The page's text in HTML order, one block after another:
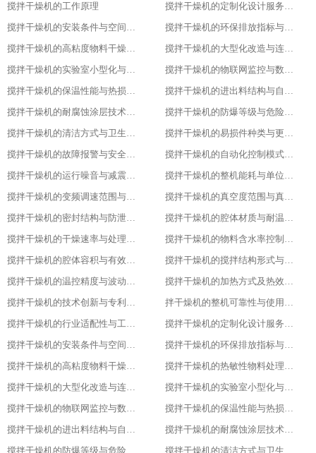
搅拌干燥机的工作原理
搅拌干燥机的定制化设计服务范围
搅拌干燥机的安装条件与空间布局要求
搅拌干燥机的环保排放指标与净化措施
搅拌干燥机的高粘度物料干燥适配设计
搅拌干燥机的大型化改造与连续生产能力
搅拌干燥机的实验室小型化与参数复刻性
搅拌干燥机的物联网监控与数据追溯能力
搅拌干燥机的保温性能与热损失率
搅拌干燥机的进出料结构与自动化适配
搅拌干燥机的耐腐蚀涂层技术与应用场景
搅拌干燥机的防爆等级与危险环境适配性
搅拌干燥机的清洁方式与卫生残留标准
搅拌干燥机的易损件种类与更换周期
搅拌干燥机的故障报警与安全保护功能
搅拌干燥机的自动化控制模式分类
搅拌干燥机的运行噪音与减震措施
搅拌干燥机的整机能耗与单位能耗标准
搅拌干燥机的变频调速范围与控制精度
搅拌干燥机的真空度范围与真空干燥效果
搅拌干燥机的密封结构与防泄漏等级
搅拌干燥机的腔体材质与耐温耐腐蚀性能
搅拌干燥机的干燥速率与处理量参数
搅拌干燥机的物料含水率控制范围
搅拌干燥机的腔体容积与有效装载率
搅拌干燥机的搅拌结构形式与适配物料
搅拌干燥机的温控精度与波动范围
搅拌干燥机的加热方式及热效率指标
搅拌干燥机的技术创新与专利技术应用
拌干燥机的整机可靠性与使用寿命
搅拌干燥机的行业适配性与工艺调整方案
搅拌干燥机的定制化设计服务范围
搅拌干燥机的安装条件与空间布局要求
搅拌干燥机的环保排放指标与净化措施
搅拌干燥机的高粘度物料干燥适配设计
搅拌干燥机的热敏性物料处理工艺优化
搅拌干燥机的大型化改造与连续生产能力
搅拌干燥机的实验室小型化与参数复刻性
搅拌干燥机的物联网监控与数据追溯能力
搅拌干燥机的保温性能与热损失率
搅拌干燥机的进出料结构与自动化适配
搅拌干燥机的耐腐蚀涂层技术与应用场景